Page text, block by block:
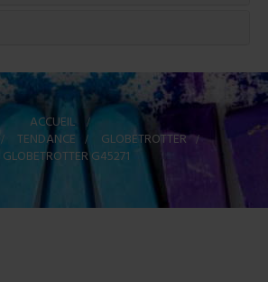
ACCUEIL >
> TENDANCE > GLOBETROTTER >
GLOBETROTTER G45271